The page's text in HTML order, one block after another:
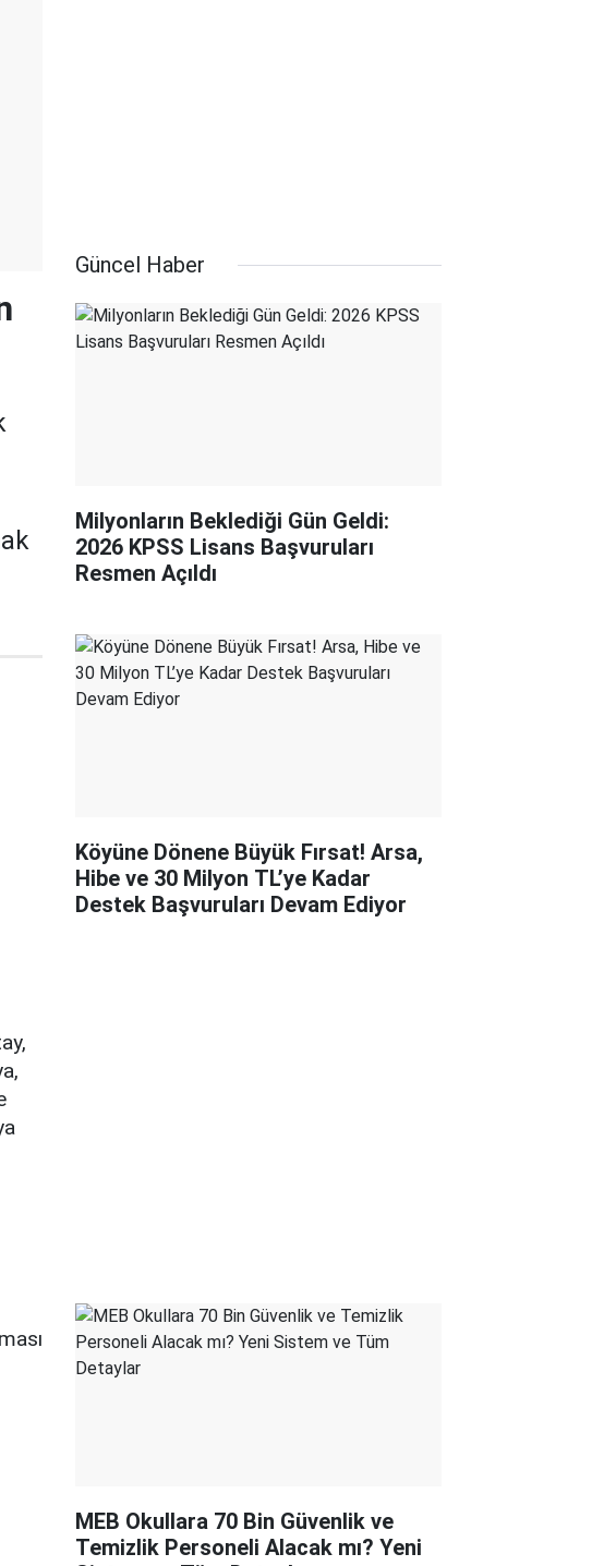
Güncel Haber
Milyonların Beklediği Gün Geldi:
2026 KPSS Lisans Başvuruları
Resmen Açıldı
Köyüne Dönene Büyük Fırsat! Arsa,
Hibe ve 30 Milyon TL’ye Kadar
Destek Başvuruları Devam Ediyor
MEB Okullara 70 Bin Güvenlik ve
Temizlik Personeli Alacak mı? Yeni